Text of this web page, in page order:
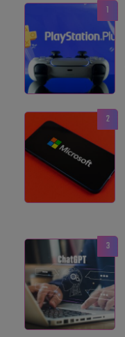
1
2
3